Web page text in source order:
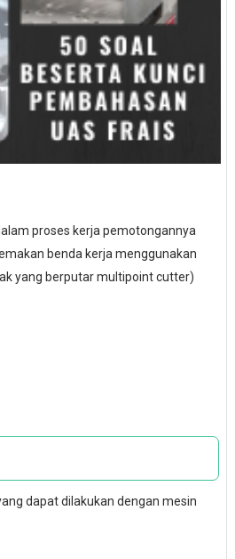
proses kerja pemotongannya
benda kerja menggunakan
yang berputar multipoint cutter)
dapat dilakukan dengan mesin